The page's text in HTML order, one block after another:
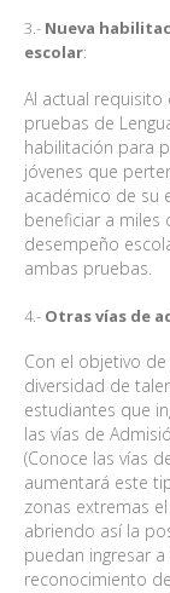
3.- Nueva
escolar:
Al actual
pruebas de
habilitación para
jóvenes que
académico de su
beneficiar a miles
desempeño
ambas pruebas.
4.- Otras vías de
Con el objetivo
diversidad de
estudiantes que
las vías de
(Conoce las vías
aumentará este
zonas extremas
abriendo así la
puedan ingresar
reconocimiento